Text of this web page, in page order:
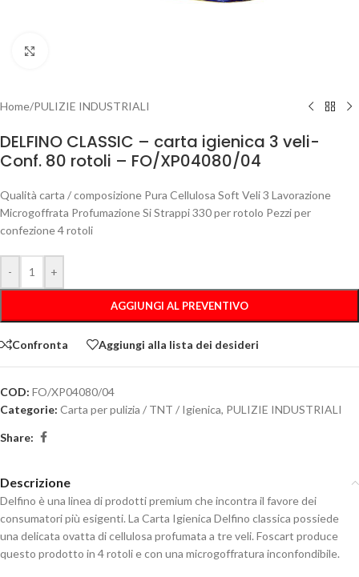
Home/PULIZIE INDUSTRIALI
DELFINO CLASSIC – carta igienica 3 veli-
Conf. 80 rotoli – FO/XP04080/04
Qualità carta / composizione Pura Cellulosa Soft Veli 3 Lavorazione
Microgoffrata Profumazione Si Strappi 330 per rotolo Pezzi per
confezione 4 rotoli
- +
AGGIUNGI AL PREVENTIVO
Confronta Aggiungi alla lista dei desideri
COD: FO/XP04080/04
Categorie: Carta per pulizia / TNT / Igienica, PULIZIE INDUSTRIALI
Share:
Descrizione
Delfino è una linea di prodotti premium che incontra il favore dei
consumatori più esigenti. La Carta Igienica Delfino classica possiede
una delicata ovatta di cellulosa profumata a tre veli. Foscart produce
questo prodotto in 4 rotoli e con una microgoffratura inconfondibile.